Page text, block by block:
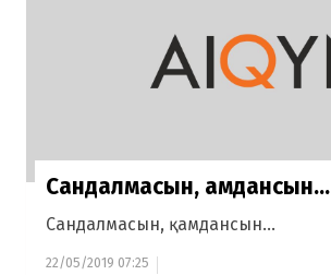
Сандалмасын, қамдансын...
Сандалмасын, қамдансын...
22/05/2019 07:25